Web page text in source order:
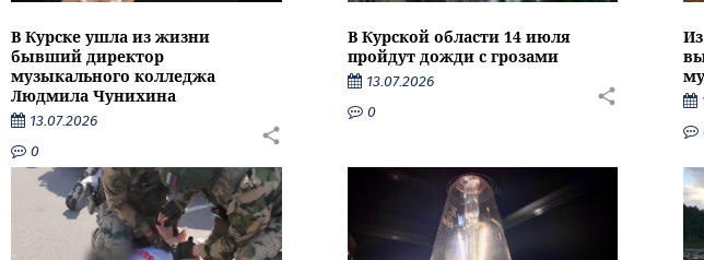
В Курске ушла из жизни
бывший директор
музыкального колледжа
Людмила Чунихина
13.07.2026
0
В Курской области 14 июля
пройдут дожди с грозами
13.07.2026
0